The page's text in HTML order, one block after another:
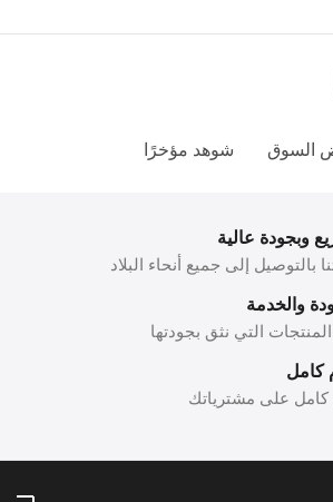
السوق شوهد مؤخرًا
وبجودة عالية
بالتوصيل إلى جميع أنحاء البلاد
والخدمة
التي نثق بجودتها
كامل
على مشترياتك